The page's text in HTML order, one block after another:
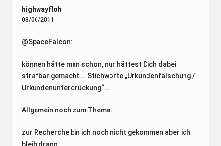
highwayfloh
08/06/2011
@SpaceFalcon:
können hätte man schon, nur hättest Dich dabei
strafbar gemacht … Stichworte „Urkundenfälschung /
Urkundenunterdrückung“…
Allgemein noch zum Thema:
zur Recherche bin ich noch nicht gekommen aber ich
bleib drann…